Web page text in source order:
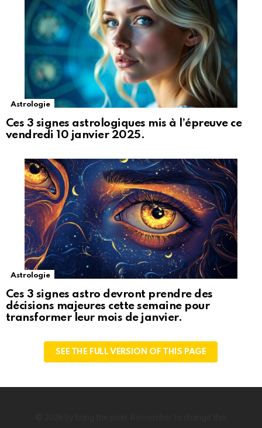
Astrologie
Ces 3 signes astrologiques mis à l’épreuve ce
vendredi 10 janvier 2025.
Astrologie
Ces 3 signes astro devront prendre des
décisions majeures cette semaine pour
transformer leur mois de janvier.
SEE THE FULL VERSION OF THIS PAGE